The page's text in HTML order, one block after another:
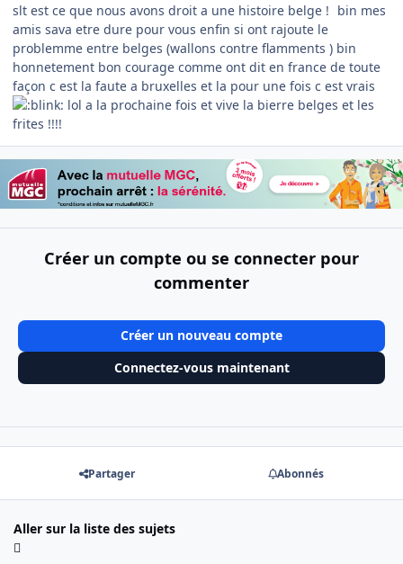
slt est ce que nous avons droit a une histoire belge ! bin mes
amis sava etre dure pour vous enfin si ont rajoute le
problemme entre belges (wallons contre flamments ) bin
honnetement bon courage comme ont dit en france de toute
façon c est la faute a bruxelles et la pour une fois c est vrais
lol a la prochaine fois et vive la bierre belges et les
frites !!!!
Créer un compte ou se connecter pour
commenter
Créer un nouveau compte
Connectez-vous maintenant
Partager Abonnés
Aller sur la liste des sujets